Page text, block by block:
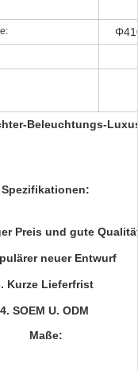
Beleuchtungs-
Spezifikationen:
Preis und gute
neuer Entwurf
Kurze Lieferfrist
4. SOEM U. ODM
Maße: